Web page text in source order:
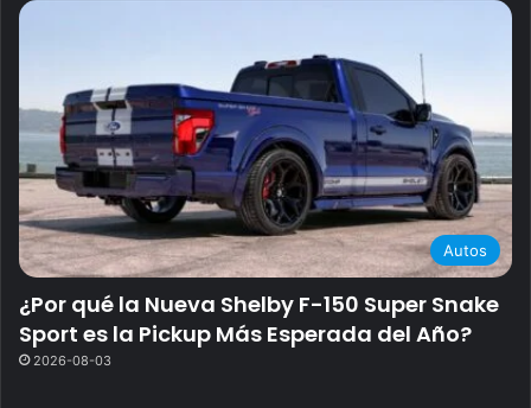
Autos
¿Por qué la Nueva Shelby F-150 Super Snake
Sport es la Pickup Más Esperada del Año?
2026-08-03